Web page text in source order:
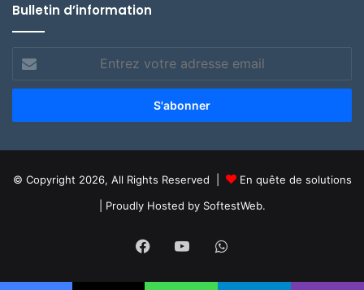
Bulletin d’information
votre
adresse
© Copyright 2026, All Rights Reserved |
En quête de solutions
| Proudly Hosted by SoftestWeb.
FacebookYouTubeWhatsApp